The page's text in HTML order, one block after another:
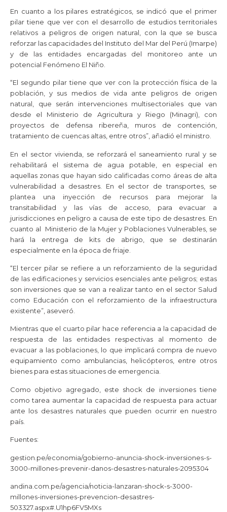
En cuanto a los pilares estratégicos, se indicó que el primer
pilar tiene que ver con el desarrollo de estudios territoriales
relativos a peligros de origen natural, con la que se busca
reforzar las capacidades del Instituto del Mar del Perú (Imarpe)
y de las entidades encargadas del monitoreo ante un
potencial Fenómeno El Niño.
“El segundo pilar tiene que ver con la protección física de la
población, y sus medios de vida ante peligros de origen
natural, que serán intervenciones multisectoriales que van
desde el Ministerio de Agricultura y Riego (Minagri), con
proyectos de defensa ribereña, muros de contención,
tratamiento de cuencas altas, entre otros”, añadió el ministro.
En el sector vivienda, se reforzará el saneamiento rural y se
rehabilitará el sistema de agua potable, en especial en
aquellas zonas que hayan sido calificadas como áreas de alta
vulnerabilidad a desastres. En el sector de transportes, se
plantea una inyección de recursos para mejorar la
transitabilidad y las vías de acceso, para evacuar a
jurisdicciones en peligro a causa de este tipo de desastres. En
cuanto al Ministerio de la Mujer y Poblaciones Vulnerables, se
hará la entrega de kits de abrigo, que se destinarán
especialmente en la época de friaje.
“El tercer pilar se refiere a un reforzamiento de la seguridad
de las edificaciones y servicios esenciales ante peligros; estas
son inversiones que se van a realizar tanto en el sector Salud
como Educación con el reforzamiento de la infraestructura
existente”, aseveró.
Mientras que el cuarto pilar hace referencia a la capacidad de
respuesta de las entidades respectivas al momento de
evacuar a las poblaciones, lo que implicará compra de nuevo
equipamiento como ambulancias, helicópteros, entre otros
bienes para estas situaciones de emergencia.
Como objetivo agregado, este shock de inversiones tiene
como tarea aumentar la capacidad de respuesta para actuar
ante los desastres naturales que pueden ocurrir en nuestro
país.
Fuentes:
gestion.pe/economia/gobierno-anuncia-shock-inversiones-s-
3000-millones-prevenir-danos-desastres-naturales-2095304
andina.com.pe/agencia/noticia-lanzaran-shock-s-3000-
millones-inversiones-prevencion-desastres-
503327.aspx#.U1hp6FV5MXs